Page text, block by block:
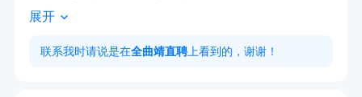
3、热爱茶饮行业，有服务行业工作经验优先；适
应高效、快速的工作环境，能配合轮班。
展开
联系我时请说是在全曲靖直聘 上看到的，谢谢！